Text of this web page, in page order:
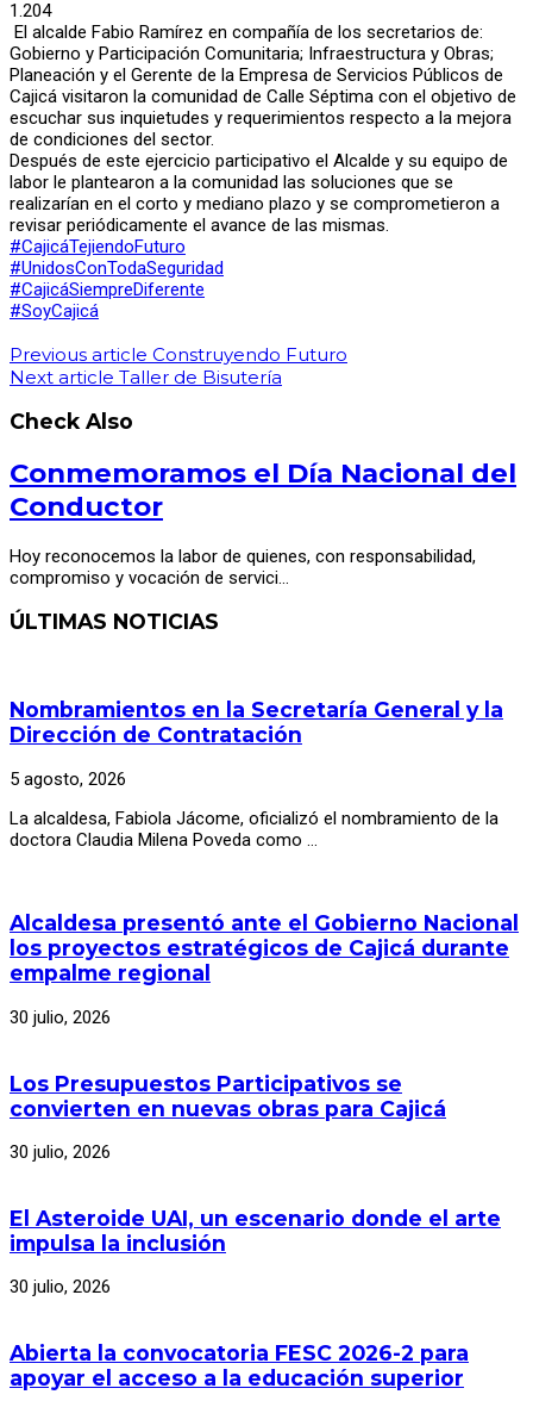
1.204
El alcalde Fabio Ramírez en compañía de los secretarios de:
Gobierno y Participación Comunitaria; Infraestructura y Obras;
Planeación y el Gerente de la Empresa de Servicios Públicos de
Cajicá visitaron la comunidad de Calle Séptima con el objetivo de
escuchar sus inquietudes y requerimientos respecto a la mejora
de condiciones del sector.
Después de este ejercicio participativo el Alcalde y su equipo de
labor le plantearon a la comunidad las soluciones que se
realizarían en el corto y mediano plazo y se comprometieron a
revisar periódicamente el avance de las mismas.
#CajicáTejiendoFuturo
#UnidosConTodaSeguridad
#CajicáSiempreDiferente
#SoyCajicá
Previous article Construyendo Futuro
Next article Taller de Bisutería
Check Also
Conmemoramos el Día Nacional del
Conductor
Hoy reconocemos la labor de quienes, con responsabilidad,
compromiso y vocación de servici…
ÚLTIMAS NOTICIAS
Nombramientos en la Secretaría General y la
Dirección de Contratación
5 agosto, 2026
La alcaldesa, Fabiola Jácome, oficializó el nombramiento de la
doctora Claudia Milena Poveda como …
Alcaldesa presentó ante el Gobierno Nacional
los proyectos estratégicos de Cajicá durante
empalme regional
30 julio, 2026
Los Presupuestos Participativos se
convierten en nuevas obras para Cajicá
30 julio, 2026
El Asteroide UAI, un escenario donde el arte
impulsa la inclusión
30 julio, 2026
Abierta la convocatoria FESC 2026-2 para
apoyar el acceso a la educación superior